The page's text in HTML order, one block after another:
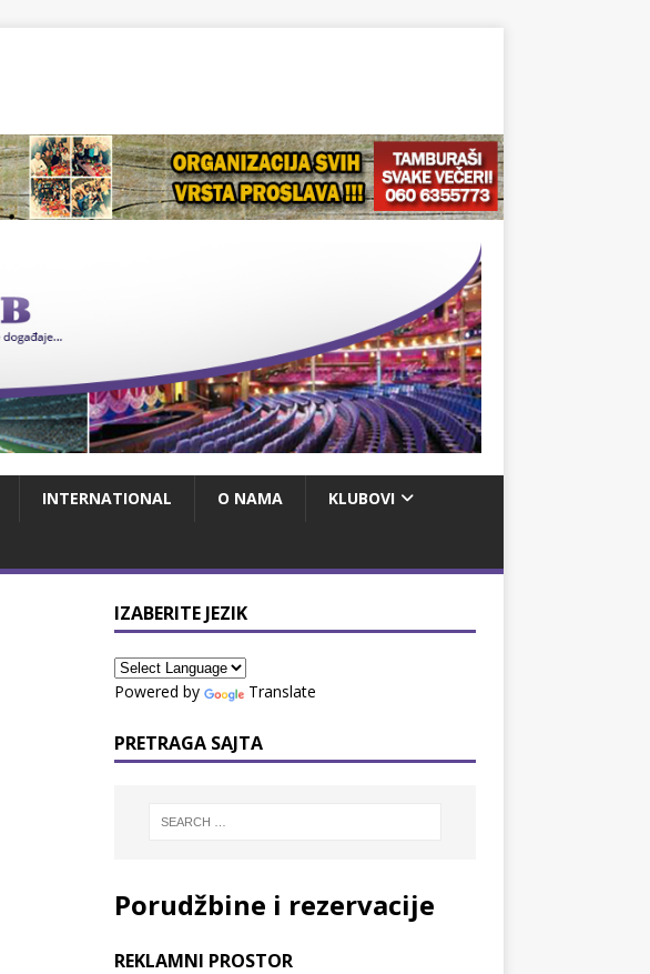
INTERNATIONAL O NAMA KLUBOVI
IZABERITE JEZIK
Powered by Translate
PRETRAGA SAJTA
Porudžbine i rezervacije
REKLAMNI PROSTOR